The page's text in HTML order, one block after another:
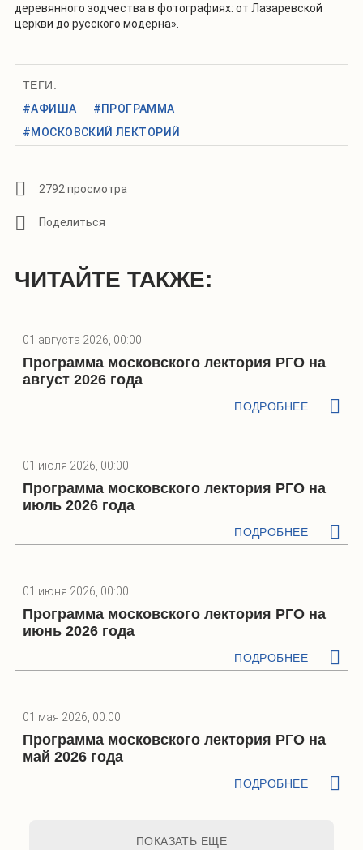
деревянного зодчества в фотографиях: от Лазаревской
церкви до русского модерна».
ТЕГИ:
#АФИША
#ПРОГРАММА
#МОСКОВСКИЙ ЛЕКТОРИЙ
2792 просмотра
ЧИТАЙТЕ ТАКЖЕ:
01 августа 2026, 00:00
Программа московского лектория РГО на
август 2026 года
ПОДРОБНЕЕ
01 июля 2026, 00:00
Программа московского лектория РГО на
июль 2026 года
ПОДРОБНЕЕ
01 июня 2026, 00:00
Программа московского лектория РГО на
июнь 2026 года
ПОДРОБНЕЕ
01 мая 2026, 00:00
Программа московского лектория РГО на
май 2026 года
ПОДРОБНЕЕ
ПОКАЗАТЬ ЕЩЕ